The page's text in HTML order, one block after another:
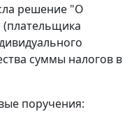
решение "О
(плательщика
суммы налогов в
поручения: